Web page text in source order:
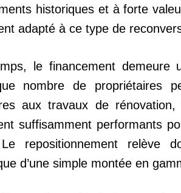
historiques et à forte
adapté à ce type de
le financement demeure
nombre de propriétaires
aux travaux de
suffisamment performants
repositionnement relève
d’une simple montée en